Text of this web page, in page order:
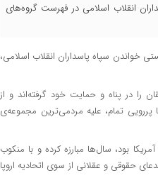
انقلاب اسلامی در فهرست گروه‌های
خواندن سپاه پاسداران انقلاب اسلامی،
را در پناه و حمایت خود گرفته‌اند و از
تمام، علیه مردمی‌ترین مجموعه‌ی
بود، سال‌ها مبارزه کرده و با منکوب
حقوقی و عقلانی از سوی اتحادیه اروپا